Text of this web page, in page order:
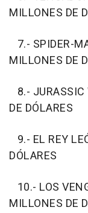
MILLONES DE
7.- SPIDER-
MILLONES DE
8.-
DE DÓLARES
9.- EL REY
DÓLARES
10.- LOS
MILLONES DE